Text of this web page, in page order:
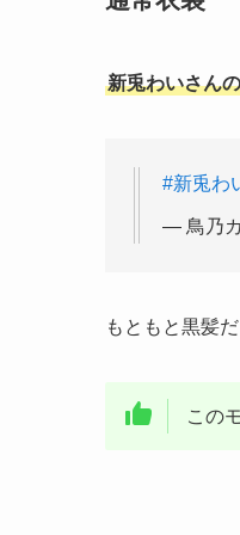
新兎わいさん
#新兎わ
— 鳥乃
もともと黒髪
この